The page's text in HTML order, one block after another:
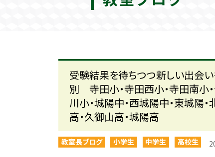
受験結果を待ちつつ新しい出
別 寺田小・寺田西小・寺田南小・
川小・城陽中・西城陽中・東城陽
高・久御山高・城陽高
教室長ブログ 小学生 中学生 高校生